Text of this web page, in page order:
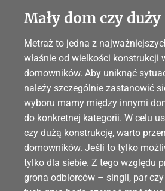
Mały dom czy
Metraż to jedna z
właśnie od wielkości
domowników. Aby uniknąć
należy szczególnie zastanowić
wyboru mamy między innymi
do konkretnej kategorii. W celu
czy dużą konstrukcję, warto
domowników. Jeśli to tylko
tylko dla siebie. Z tego względu
grona odbiorców – singli, par